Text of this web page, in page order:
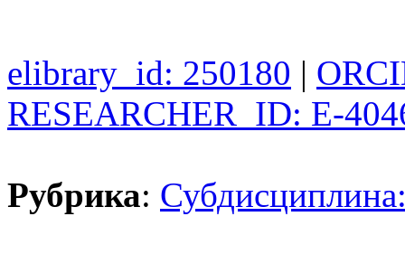
elibrary_id: 250180 |
RESEARCHER_ID: E-
Рубрика: